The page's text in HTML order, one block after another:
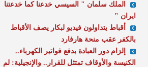
الملك سلمان " السيسي خدعنا كما خدعتنا
ايران "
أقباط يتداولون فيديو لبكار يصف الأقباط
بالكفر عقب منحة هارفارد
إلزام دور العبادة بدفع فواتير الكهرباء..
الكنيسة والأوقاف تمتثل للقرار.. والإنجيلية: لم